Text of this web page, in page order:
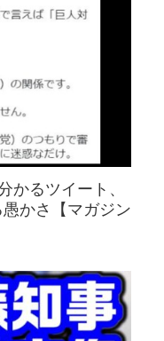
かるツイート、
かさ【マガジン